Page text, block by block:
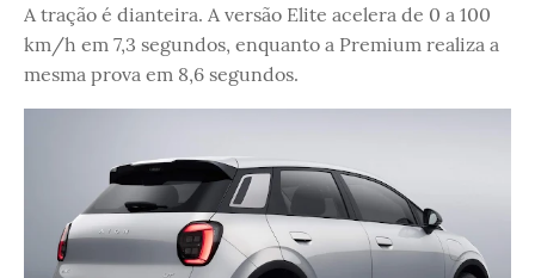
A tração é dianteira. A versão Elite acelera de 0 a 100
km/h em 7,3 segundos, enquanto a Premium realiza a
mesma prova em 8,6 segundos.